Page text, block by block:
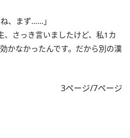
、まず……」
、さっき言いましたけど、私1カ
かなかったんです。だから別の漢
3ページ/7ページ